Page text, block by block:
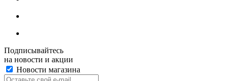
Подписывайтесь
на новости и акции
Новости магазина